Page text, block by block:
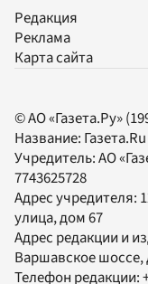
Редакция
Реклама
Карта сайта
© АО «Газета.Ру»
Название: Газета.Ru
Учредитель:АО
7743625728
Адрес учредителя:
улица, дом 67
Адрес редакции и
Варшавское шоссе,
Телефон редакции: